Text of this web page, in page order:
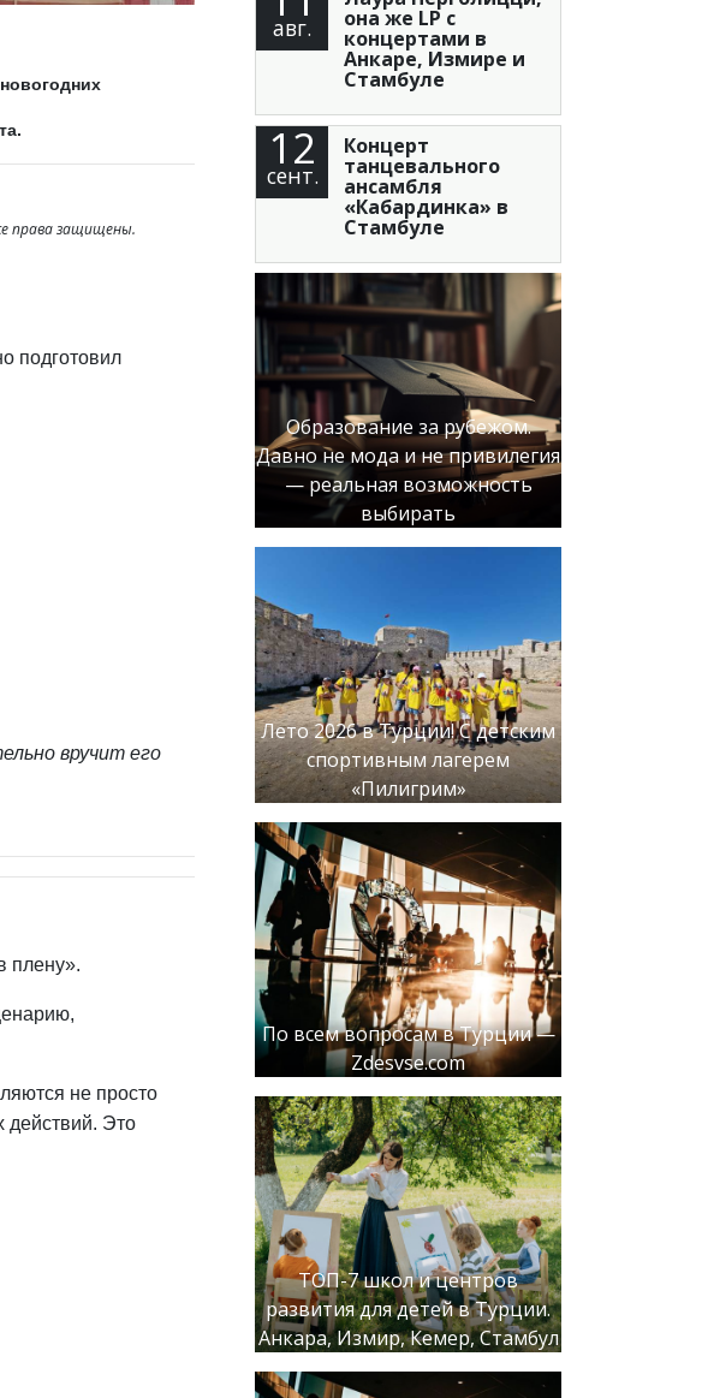
права защищены.
подготовил
вручит его
плену».
не просто
Это
авг. она же LP с
концертами в
Анкаре, Измире и
Стамбуле
12
сент.
Концерт
танцевального
ансамбля
«Кабардинка» в
Стамбуле
Образование за рубежом.
Давно не мода и не привилегия
— реальная возможность
выбирать
Лето 2026 в Турции! С детским
спортивным лагерем
«Пилигрим»
По всем вопросам в Турции —
Zdesvse.com
ТОП-7 школ и центров
развития для детей в Турции.
Анкара, Измир, Кемер, Стамбул